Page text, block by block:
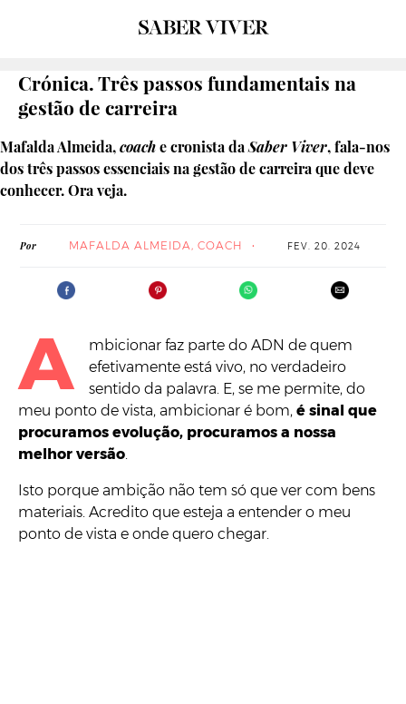
Crónica. Três passos fundamentais na
gestão de carreira
Mafalda Almeida,coache cronista daSaber Viver, fala-nos
dos três passos essenciais na gestão de carreira que deve
conhecer. Ora veja.
Por MAFALDA ALMEIDA, COACH FEV. 20. 2024
A
mbicionar faz parte do ADN de quem
efetivamente está vivo, no verdadeiro
sentido da palavra. E, se me permite, do
meu ponto de vista, ambicionar é bom, é sinal que
procuramos evolução, procuramos a nossa
melhor versão.
Isto porque ambição não tem só que ver com bens
materiais. Acredito que esteja a entender o meu
ponto de vista e onde quero chegar.